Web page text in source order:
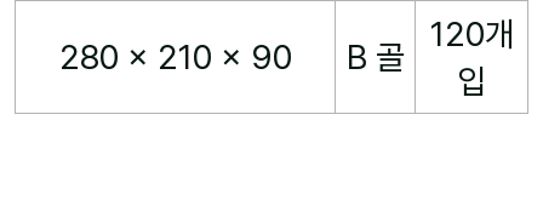
280 x 210 x 90 B 골
120개
입